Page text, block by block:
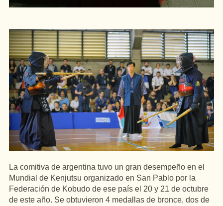
La comitiva de argentina tuvo un gran desempeño en el
Mundial de Kenjutsu organizado en San Pablo por la
Federación de Kobudo de ese país el 20 y 21 de octubre
de este año. Se obtuvieron 4 medallas de bronce, dos de